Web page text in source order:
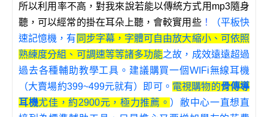
所以利用率不高，對我來說若能以傳統方式用mp3隨身
聽，可以經常的掛在耳朵上聽，會較實用些！
（平板快
速記憶機，有 同步字幕，字體可自由放大縮小、可依照
熟練度分組、可調速等等諸多功能之故，成效遠遠超過
過去各種輔助教學工具。建議購買一個WIFi無線耳機
（大賣場約399~499元就有）即可。 電視購物的骨傳導
耳機尤佳，約2900元，極力推薦。 ）敝中心一直想直